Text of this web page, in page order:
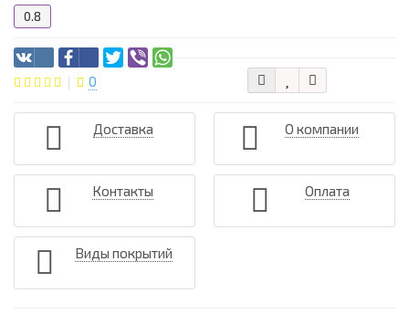
0.8
0
Доставка О компании
Контакты Оплата
Виды покрытий